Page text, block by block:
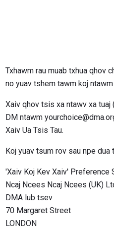
Txhawm rau muab txhua qhov
no yuav tshem tawm koj
Xaiv qhov tsis xa ntawv xa
DM ntawm
Xaiv Ua Tsis Tau.
Koj yuav tsum rov sau npe dua
'Xaiv Koj Kev Xaiv' Preference
Ncaj Ncees Ncaj Ncees (UK)
DMA lub tsev
70 Margaret Street
LONDON